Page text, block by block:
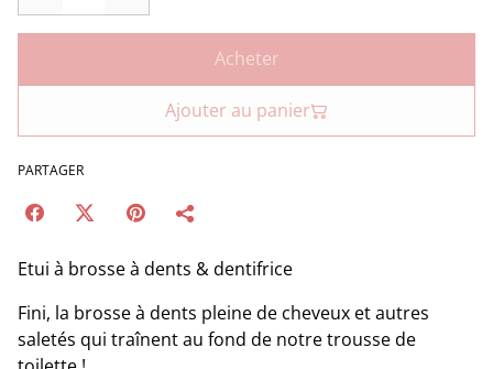
Acheter
Ajouter au panier
PARTAGER
Etui à brosse à dents & dentifrice
Fini, la brosse à dents pleine de cheveux et autres
saletés qui traînent au fond de notre trousse de